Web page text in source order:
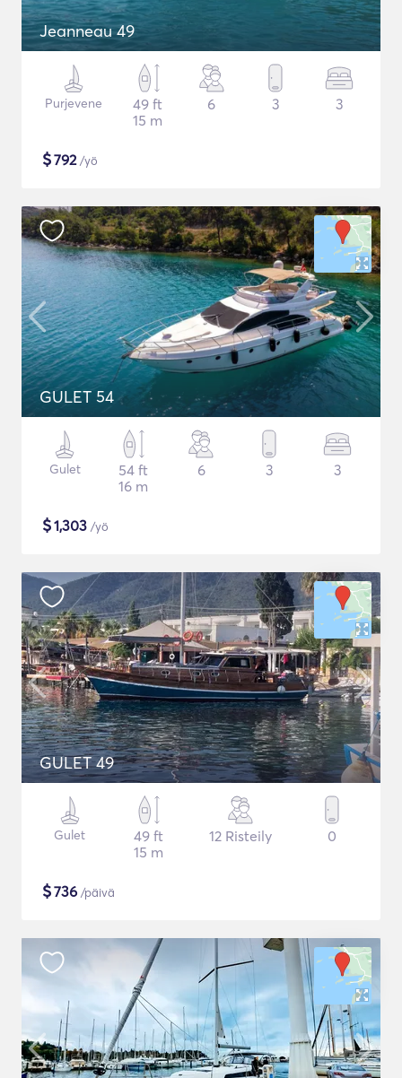
Jeanneau 49
Purjevene
49 ft
15 m
6 3 3
$792/yö
GULET 54
Gulet
54 ft
16 m
6 3 3
$1,303 /yö
GULET 49
Gulet
49 ft
15 m
12 Risteily 0
$736 /päivä